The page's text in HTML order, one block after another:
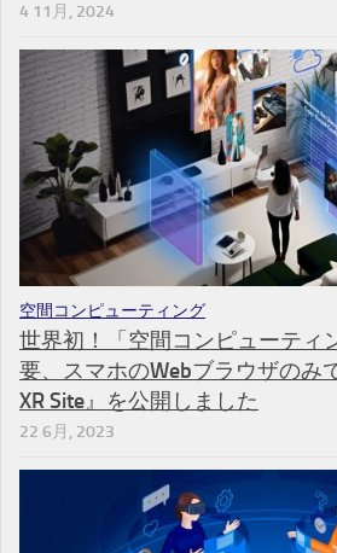
4 11月, 2024
空間コンピューティング
世界初！「空間コンピューティ
要、スマホのWebブラウザのみ
XR Site』を公開しました
22 6月, 2023